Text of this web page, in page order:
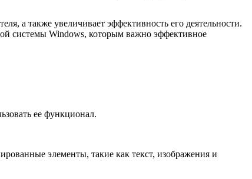
а также увеличивает эффективность его деятельности.
системы Windows, которым важно эффективное
ее функционал.
элементы, такие как текст, изображения и